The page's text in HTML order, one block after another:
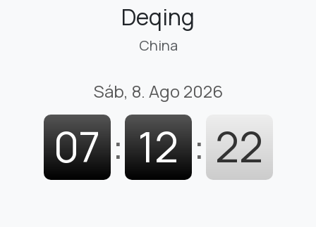
Deqing
China
Sáb, 8. Ago 2026
07 : 12 : 23